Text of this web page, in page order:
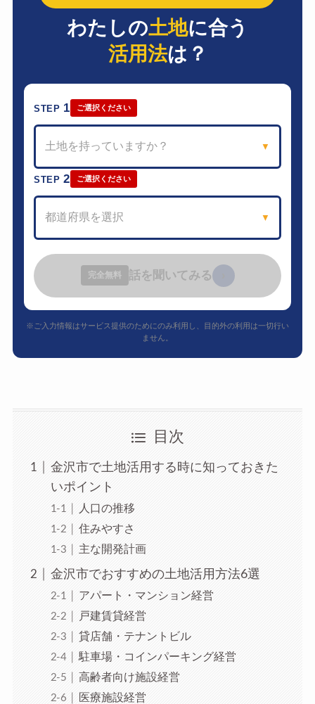
わたしの土地に合う
活用法は？
STEP 1 ご選択ください
土地を持っていますか？ ▼
STEP2 ご選択ください
都道府県を選択 ▼
完全無料 話を聞いてみる
※ご入力情報はサービス提供のためにのみ利用し、目的外の利用は一切行い
ません。
目次
金沢市で土地活用する時に知っておきた
いポイント
人口の推移
住みやすさ
主な開発計画
金沢市でおすすめの土地活用方法6選
アパート・マンション経営
戸建賃貸経営
貸店舗・テナントビル
駐車場・コインパーキング経営
高齢者向け施設経営
医療施設経営